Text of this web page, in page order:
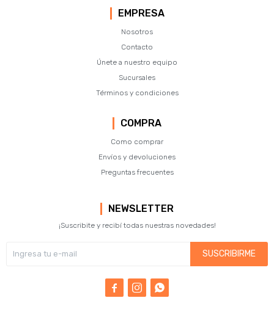
EMPRESA
Nosotros
Contacto
Únete a nuestro equipo
Sucursales
Términos y condiciones
COMPRA
Como comprar
Envíos y devoluciones
Preguntas frecuentes
NEWSLETTER
¡Suscribite y recibí todas nuestras novedades!
SUSCRIBIRME
  